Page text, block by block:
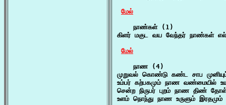
மேல்
    நாண்கள் (1)
கிளர் மகுட வய வேந்தர் நாண்கள்
மேல்
    நாண (4)
முறுவல் கொண்டு கண்ட சாப
உம்பர் கற்பகமும் நாண வண்மையில்
சென்ற நிருபர் புறம் நாண திண்
உளம் நொந்து நாண உருளும் இரதமும்